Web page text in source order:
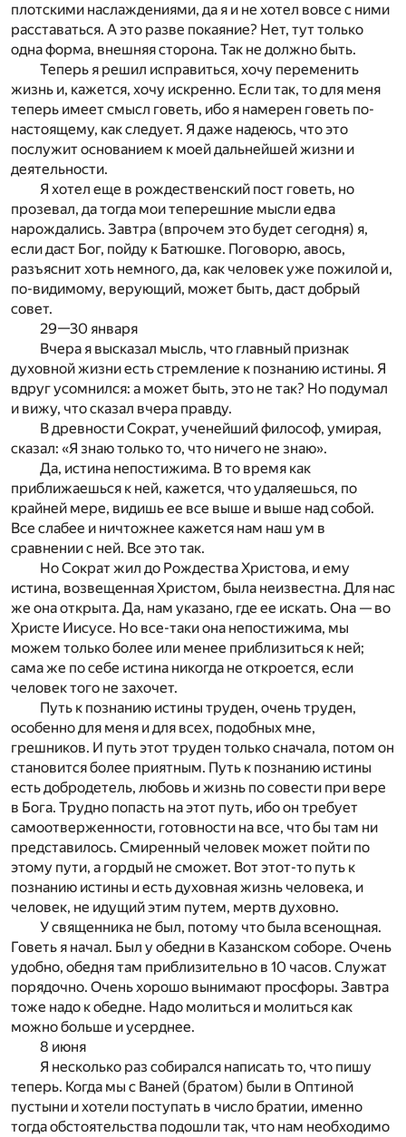
плотскими наслаждениями, да я и не хотел вовсе с ними
расставаться. А это разве покаяние? Нет, тут только
одна форма, внешняя сторона. Так не должно быть.
Теперь я решил исправиться, хочу переменить
жизнь и, кажется, хочу искренно. Если так, то для меня
теперь имеет смысл говеть, ибо я намерен говеть по-
настоящему, как следует. Я даже надеюсь, что это
послужит основанием к моей дальнейшей жизни и
деятельности.
Я хотел еще в рождественский пост говеть, но
прозевал, да тогда мои теперешние мысли едва
нарождались. Завтра (впрочем это будет сегодня) я,
если даст Бог, пойду к Батюшке. Поговорю, авось,
разъяснит хоть немного, да, как человек уже пожилой и,
по-видимому, верующий, может быть, даст добрый
совет.
29—30 января
Вчера я высказал мысль, что главный признак
духовной жизни есть стремление к познанию истины. Я
вдруг усомнился: а может быть, это не так? Но подумал
и вижу, что сказал вчера правду.
В древности Сократ, ученейший философ, умирая,
сказал: «Я знаю только то, что ничего не знаю».
Да, истина непостижима. В то время как
приближаешься к ней, кажется, что удаляешься, по
крайней мере, видишь ее все выше и выше над собой.
Все слабее и ничтожнее кажется нам наш ум в
сравнении с ней. Все это так.
Но Сократ жил до Рождества Христова, и ему
истина, возвещенная Христом, была неизвестна. Для нас
же она открыта. Да, нам указано, где ее искать. Она — во
Христе Иисусе. Но все-таки она непостижима, мы
можем только более или менее приблизиться к ней;
сама же по себе истина никогда не откроется, если
человек того не захочет.
Путь к познанию истины труден, очень труден,
особенно для меня и для всех, подобных мне,
грешников. И путь этот труден только сначала, потом он
становится более приятным. Путь к познанию истины
есть добродетель, любовь и жизнь по совести при вере
в Бога. Трудно попасть на этот путь, ибо он требует
самоотверженности, готовности на все, что бы там ни
представилось. Смиренный человек может пойти по
этому пути, а гордый не сможет. Вот этот-то путь к
познанию истины и есть духовная жизнь человека, и
человек, не идущий этим путем, мертв духовно.
У священника не был, потому что была всенощная.
Говеть я начал. Был у обедни в Казанском соборе. Очень
удобно, обедня там приблизительно в 10 часов. Служат
порядочно. Очень хорошо вынимают просфоры. Завтра
тоже надо к обедне. Надо молиться и молиться как
можно больше и усерднее.
8 июня
Я несколько раз собирался написать то, что пишу
теперь. Когда мы с Ваней (братом) были в Оптиной
пустыни и хотели поступать в число братии, именно
тогда обстоятельства подошли так, что нам необходимо